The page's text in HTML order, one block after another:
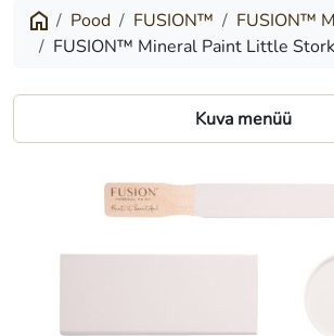
Paint
Little
Stork
500
Pood FUSION™
FUSION™
FUSION™ Mineral Paint Little
Kuva menüü